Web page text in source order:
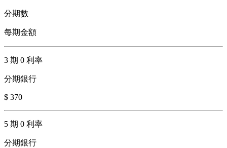
分期數
每期金額
3 期 0 利率
分期銀行
$ 370
5 期 0 利率
分期銀行